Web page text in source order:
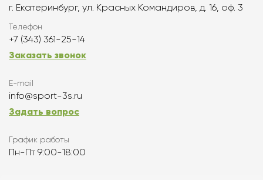
г. Екатеринбург, ул. Красных Командиров, д. 16, оф. 3
Телефон
+7 (343) 361-25-14
Заказать звонок
E-mail
info@sport-3s.ru
Задать вопрос
График работы
Пн-Пт 9:00-18:00